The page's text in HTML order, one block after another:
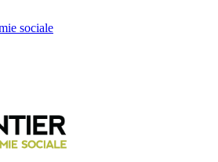
sociale